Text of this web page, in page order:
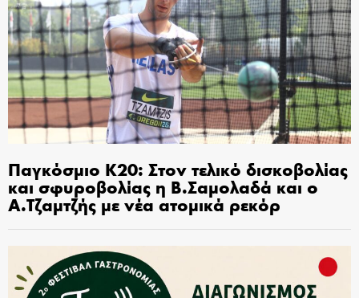
Παγκόσμιο Κ20: Στον τελικό δισκοβολίας
και σφυροβολίας η Β.Σαμολαδά και ο
Α.Τζαμτζής με νέα ατομικά ρεκόρ